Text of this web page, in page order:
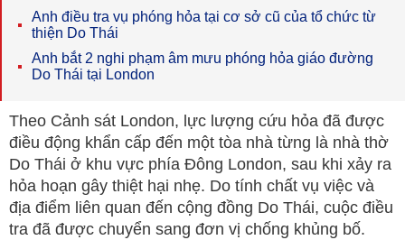
Anh điều tra vụ phóng hỏa tại cơ sở cũ của tổ chức từ
thiện Do Thái
Anh bắt 2 nghi phạm âm mưu phóng hỏa giáo đường
Do Thái tại London
Theo Cảnh sát London, lực lượng cứu hỏa đã được
điều động khẩn cấp đến một tòa nhà từng là nhà thờ
Do Thái ở khu vực phía Đông London, sau khi xảy ra
hỏa hoạn gây thiệt hại nhẹ. Do tính chất vụ việc và
địa điểm liên quan đến cộng đồng Do Thái, cuộc điều
tra đã được chuyển sang đơn vị chống khủng bố.